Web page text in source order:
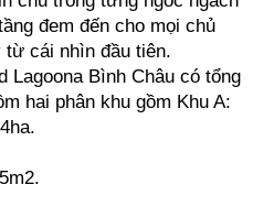
đem đến cho mọi chủ
từ cái nhìn đầu tiên.
Lagoona Bình Châu có tổng
hai phân khu gồm Khu A: